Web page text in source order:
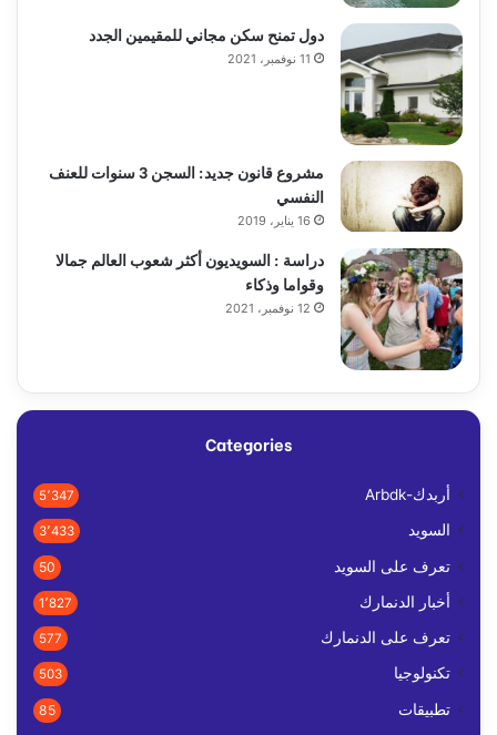
دول تمنح سكن مجاني للمقيمين الجدد
11 نوفمبر، 2021
مشروع قانون جديد: السجن 3 سنوات للعنف
النفسي
16 يناير، 2019
دراسة : السويديون أكثر شعوب العالم جمالا
وقواما وذكاء
12 نوفمبر، 2021
Categories
أربدك-Arbdk 5٬347
السويد 3٬433
تعرف على السويد 50
أخبار الدنمارك 1٬827
تعرف على الدنمارك 577
تكنولوجيا 503
تطبيقات 85